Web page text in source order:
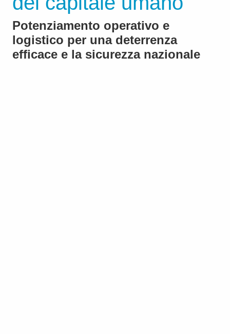
Potenziamento operativo e
logistico per una deterrenza
efficace e la sicurezza nazionale